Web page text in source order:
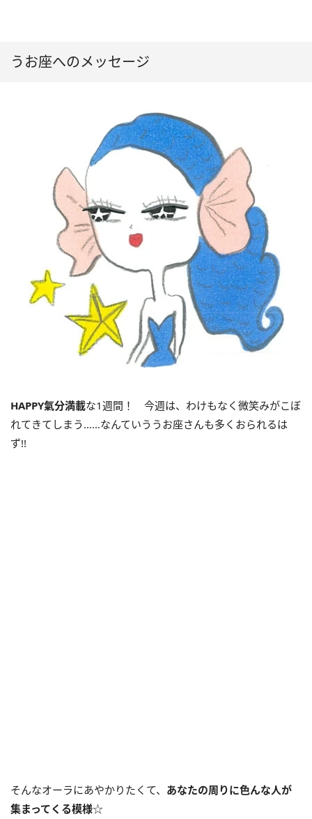
うお座へのメッセージ
HAPPY氣分満載な1週間！ 今週は、わけもなく微笑みがこぼ
れてきてしまう……なんていううお座さんも多くおられるは
ず!!
そんなオーラにあやかりたくて、 あなたの周りに色んな人が
集まってくる模様☆